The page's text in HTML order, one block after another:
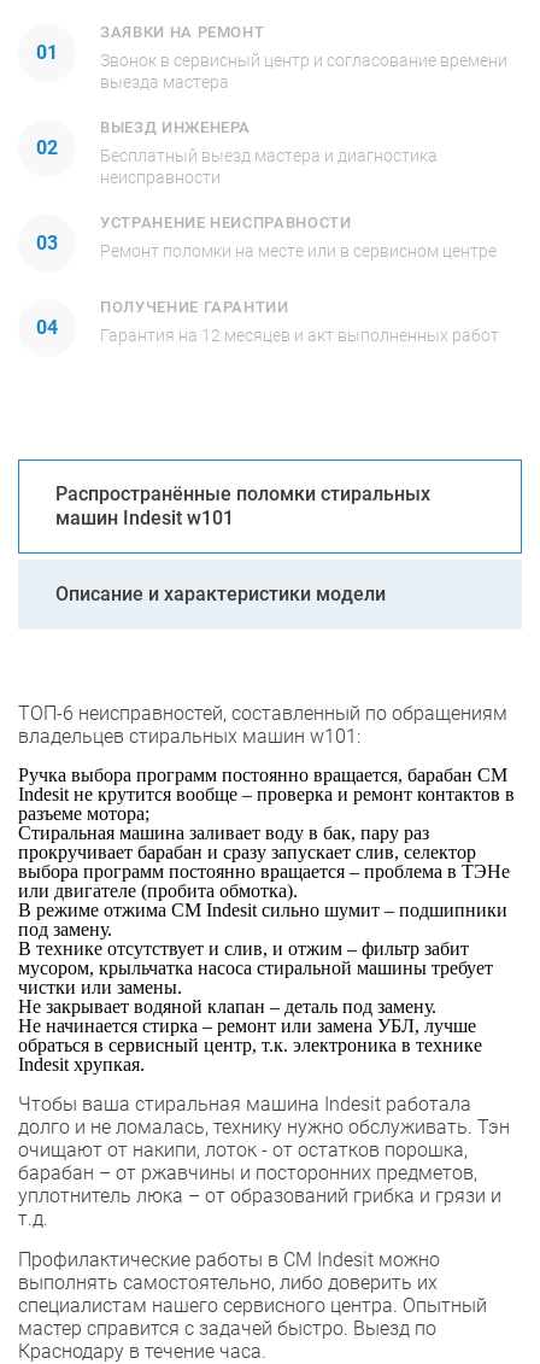
01
ЗАЯВКИ НА РЕМОНТ
Звонок в сервисный центр и согласование времени
выезда мастера
02
ВЫЕЗД ИНЖЕНЕРА
Бесплатный выезд мастера и диагностика
неисправности
03
УСТРАНЕНИЕ НЕИСПРАВНОСТИ
Ремонт поломки на месте или в сервисном центре
04
ПОЛУЧЕНИЕ ГАРАНТИИ
Гарантия на 12 месяцев и акт выполненных работ
Распространённые поломки стиральных
машин Indesit w101
Описание и характеристики модели
ТОП-6 неисправностей, составленный по обращениям
владельцев стиральных машин w101:
Ручка выбора программ постоянно вращается, барабан СМ
Indesit не крутится вообще – проверка и ремонт контактов в
разъеме мотора;
Стиральная машина заливает воду в бак, пару раз
прокручивает барабан и сразу запускает слив, селектор
выбора программ постоянно вращается – проблема в ТЭНе
или двигателе (пробита обмотка).
В режиме отжима СМ Indesit сильно шумит – подшипники
под замену.
В технике отсутствует и слив, и отжим – фильтр забит
мусором, крыльчатка насоса стиральной машины требует
чистки или замены.
Не закрывает водяной клапан – деталь под замену.
Не начинается стирка – ремонт или замена УБЛ, лучше
обраться в сервисный центр, т.к. электроника в технике
Indesit хрупкая.
Чтобы ваша стиральная машина Indesit работала
долго и не ломалась, технику нужно обслуживать. Тэн
очищают от накипи, лоток - от остатков порошка,
барабан – от ржавчины и посторонних предметов,
уплотнитель люка – от образований грибка и грязи и
т.д.
Профилактические работы в СМ Indesit можно
выполнять самостоятельно, либо доверить их
специалистам нашего сервисного центра. Опытный
мастер справится с задачей быстро. Выезд по
Краснодару в течение часа.